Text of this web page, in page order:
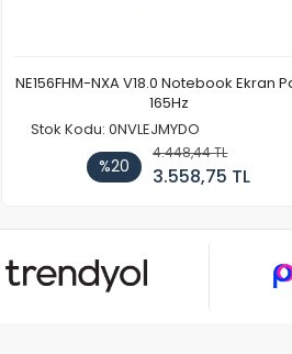
NE156FHM-NXA V18.0 Notebook Ekran
165Hz
Stok Kodu: 0NVLEJMYDO
%20
4.448,44 TL
3.558,75 TL